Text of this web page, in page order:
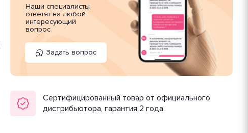
Наши специалисты
ответят на любой
интересующий
вопрос
Задать вопрос
Сертифицированный товар от официального
дистрибьютора, гарантия 2 года.